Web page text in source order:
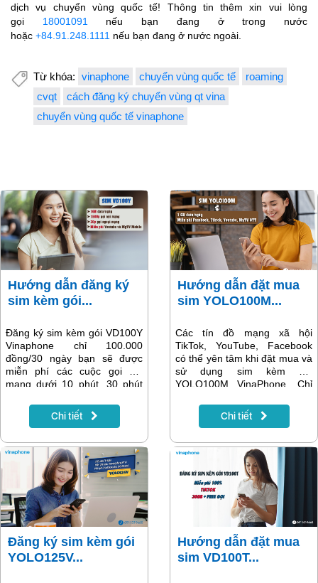
dịch vụ chuyển vùng quốc tế! Thông tin thêm xin vui lòng
gọi
18001091
nếu bạn đang ở trong nước
hoặc +84.91.248.1111 nếu bạn đang ở nước ngoài.
Từ khóa: vinaphone chuyển vùng quốc tế
roaming
cvqt
cách đăng ký chuyển vùng qt vina
chuyển vùng quốc tế vinaphone
Hướng dẫn đăng ký
sim kèm gói...
Đăng ký sim kèm gói VD100Y
Vinaphone chỉ 100.000
đồng/30 ngày bạn sẽ được
miễn phí các cuộc gọi nội
mạng dưới 10 phút, 30 phút
cập Youtube, MyTV OTT
không giới hạn. Cách đặt mua
hiện, bạn chỉ cần làm theo
hướng dẫn có trong bài viết
Chi tiết
Hướng dẫn đặt mua
sim YOLO100M...
Các tín đồ mạng xã hội
TikTok, YouTube, Facebook
có thể yên tâm khi đặt mua và
sử dụng sim kèm gói
YOLO100M VinaPhone. Chỉ
miễn phí khi truy cập các ứng
dụng/web TikTok, YouTube,
có thêm 1GB data/ngày để sử
dụng. Bài viết sẽ hướng dẫn
bạn cách đặt mua sim kèm
gói cước online nhanh chóng
dễ dàng, đăng ký chính chủ
và giao sim tại nhà nhé!
Chi tiết
Đăng ký sim kèm gói
YOLO125V...
Hướng dẫn đặt mua
sim VD100T...